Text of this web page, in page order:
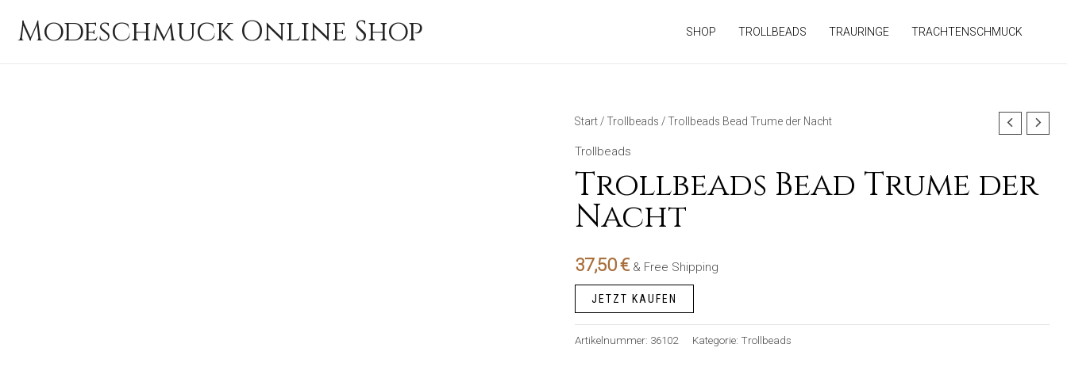
InhaltModeschmuck Online Shop SHOP TROLLBEADS TRAURINGE TRACHTENSCHMUCK
Start /Trollbeads / Trollbeads Bead Trume der Nacht
Trollbeads
Trollbeads Bead Trume der
Nacht
37,50€ & Free Shipping
JETZT KAUFEN
Artikelnummer: 36102 Kategorie: Trollbeads